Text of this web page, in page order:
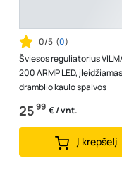
0/5 (0)
Šviesos reguliatorius
200 ARMP LED,
dramblio kaulo spalvos
2599 € / vnt.
Į krepšelį